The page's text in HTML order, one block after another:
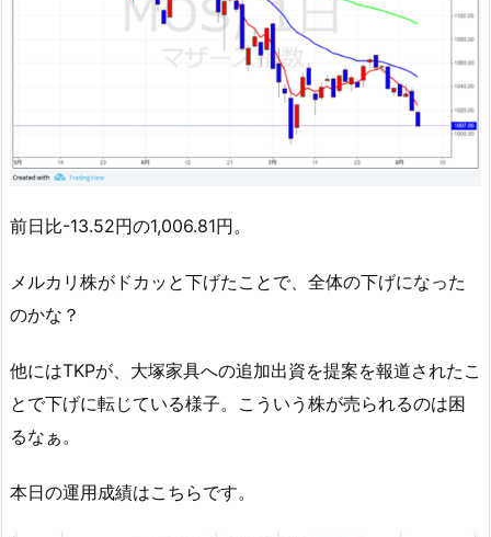
前日比-13.52円の1,006.81円。
メルカリ株がドカッと下げたことで、全体の下げになった
のかな？
他にはTKPが、大塚家具への追加出資を提案を報道されたこ
とで下げに転じている様子。こういう株が売られるのは困
るなぁ。
本日の運用成績はこちらです。